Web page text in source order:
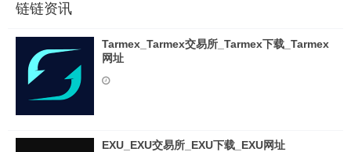
链链资讯
Tarmex_Tarmex交易所_Tarmex下载_Tarmex
网址
EXU_EXU交易所_EXU下载_EXU网址